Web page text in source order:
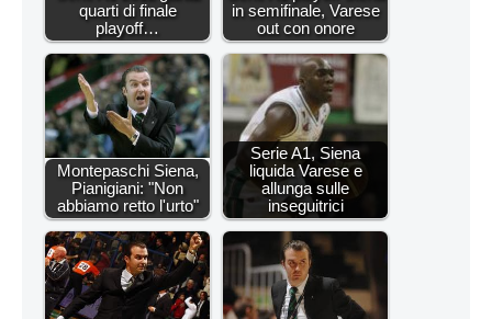
quarti di finale
playoff…
in semifinale, Varese
out con onore
Montepaschi Siena,
Pianigiani: "Non
abbiamo retto l'urto"
Serie A1, Siena
liquida Varese e
allunga sulle
inseguitrici